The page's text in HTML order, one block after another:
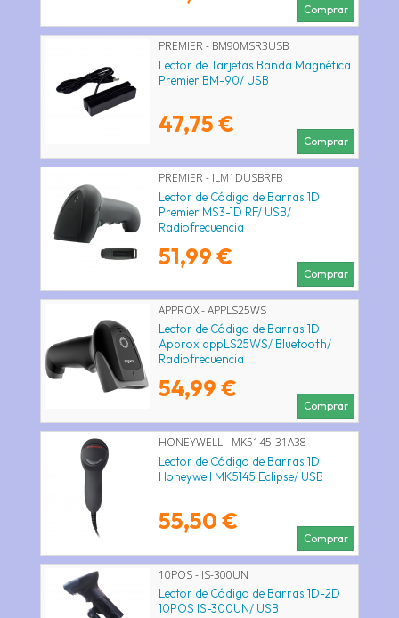
Comprar
PREMIER - BM90MSR3USB
Lector de Tarjetas Banda Magnética
Premier BM-90/ USB
47,75 €
Comprar
PREMIER - ILM1DUSBRFB
Lector de Código de Barras 1D
Premier MS3-1D RF/ USB/
Radiofrecuencia
51,99 €
Comprar
APPROX - APPLS25WS
Lector de Código de Barras 1D
Approx appLS25WS/ Bluetooth/
Radiofrecuencia
54,99 €
Comprar
HONEYWELL - MK5145-31A38
Lector de Código de Barras 1D
Honeywell MK5145 Eclipse/ USB
55,50 €
Comprar
10POS - IS-300UN
Lector de Código de Barras 1D-2D
10POS IS-300UN/ USB